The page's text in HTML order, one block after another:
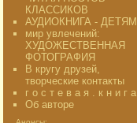
КЛАССИКОВ
АУДИОКНИГА - ДЕТЯМ
мир увлечений:
ХУДОЖЕСТВЕННАЯ
ФОТОГРАФИЯ
В кругу друзей,
творческие контакты
г о с т е в а я . к н и г а
Об авторе